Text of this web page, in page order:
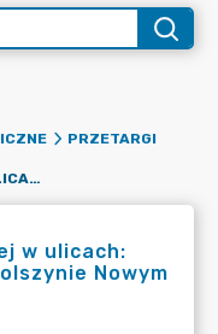
PRZETARGI
BUDOWA SIECI WODOCIĄGOWEJ W ULICACH: FIGOWA I KROKUSOWA W PODOLSZYNIE NOWYM
w ulicach:
Nowym